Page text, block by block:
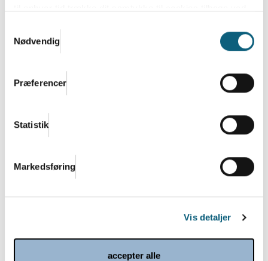
Danish.Cares privatlivs- og cookiepolitik
Nødvendig
Præferencer
Statistik
Markedsføring
Vis detaljer
accepter alle
Bliv klar til et spændende efterår 2026
og start 2027 i Danish.Care
Sommeren er over os, men i Danish.Care-
række store...